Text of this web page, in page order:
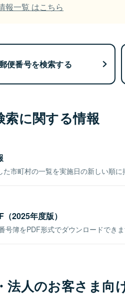
報一覧 はこちら
便番号を検索する
索に関する情報
市町村の一覧を実施日の新しい順に
2025年度版）
号簿をPDF形式でダウンロードできま
法人のお客さま向